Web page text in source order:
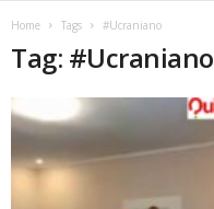
Home Tags #Ucraniano
Tag: #Ucraniano